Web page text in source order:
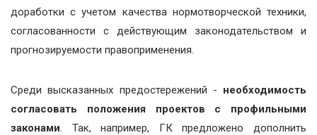
доработки с учетом качества нормотворческой техники,
согласованности с действующим законодательством и
прогнозируемости правоприменения.
Среди высказанных предостережений - необходимость
согласовать положения проектов с профильными
законами. Так, например, ГК предложено дополнить